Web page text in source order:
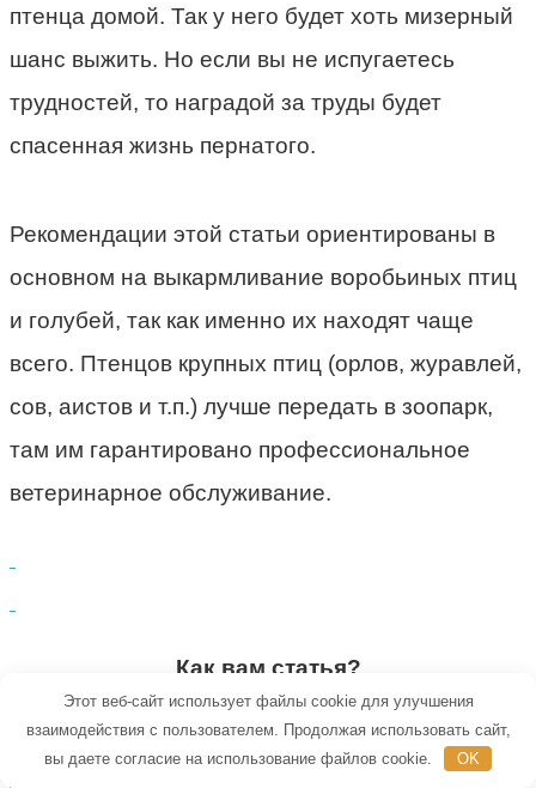
птенца домой. Так у него будет хоть мизерный
шанс выжить. Но если вы не испугаетесь
трудностей, то наградой за труды будет
спасенная жизнь пернатого.
Рекомендации этой статьи ориентированы в
основном на выкармливание воробьиных птиц
и голубей, так как именно их находят чаще
всего. Птенцов крупных птиц (орлов, журавлей,
сов, аистов и т.п.) лучше передать в зоопарк,
там им гарантировано профессиональное
ветеринарное обслуживание.
Как вам статья?
Этот веб-сайт использует файлы cookie для улучшения
взаимодействия с пользователем. Продолжая использовать сайт,
вы даете согласие на использование файлов cookie.
OK